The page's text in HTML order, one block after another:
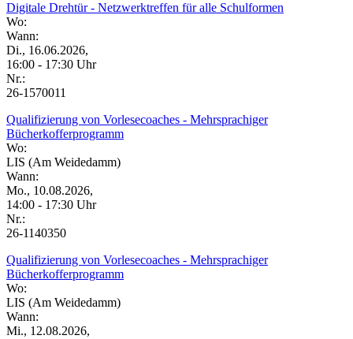
Digitale Drehtür - Netzwerktreffen für alle Schulformen
Wo:
Wann:
Di., 16.06.2026,
16:00 - 17:30 Uhr
Nr.:
26-1570011
Qualifizierung von Vorlesecoaches - Mehrsprachiger
Bücherkofferprogramm
Wo:
LIS (Am Weidedamm)
Wann:
Mo., 10.08.2026,
14:00 - 17:30 Uhr
Nr.:
26-1140350
Qualifizierung von Vorlesecoaches - Mehrsprachiger
Bücherkofferprogramm
Wo:
LIS (Am Weidedamm)
Wann:
Mi., 12.08.2026,